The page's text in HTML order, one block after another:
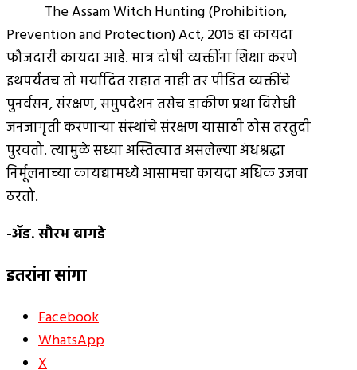
The Assam Witch Hunting (Prohibition,
Prevention and Protection) Act, 2015 हा कायदा
फौजदारी कायदा आहे. मात्र दोषी व्यक्तींना शिक्षा करणे
इथपर्यंतच तो मर्यादित राहात नाही तर पीडित व्यक्तींचे
पुनर्वसन, संरक्षण, समुपदेशन तसेच डाकीण प्रथा विरोधी
जनजागृती करणार्‍या संस्थांचे संरक्षण यासाठी ठोस तरतुदी
पुरवतो. त्यामुळे सध्या अस्तित्वात असलेल्या अंधश्रद्धा
निर्मूलनाच्या कायद्यामध्ये आसामचा कायदा अधिक उजवा
ठरतो.
-ॲड. सौरभ बागडे
इतरांना सांगा
Facebook
WhatsApp
X